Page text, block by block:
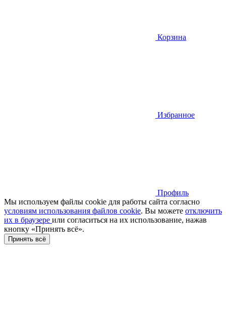
Корзина
Избранное
Профиль
Мы используем файлы cookie для работы сайта согласно
условиям использования файлов cookie. Вы можете отключить
их в браузере или cогласиться на их использование, нажав
кнопку «Принять всё».
Принять всё